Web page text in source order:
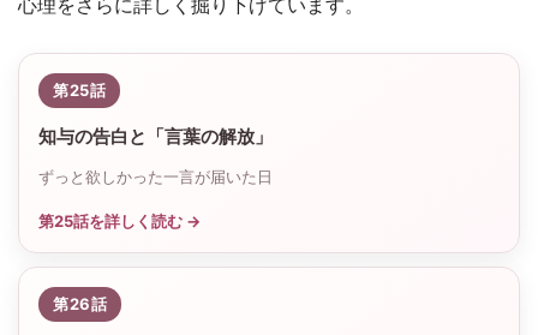
心理をさらに詳しく掘り下げています。
第25話
知与の告白と「言葉の解放」
ずっと欲しかった一言が届いた日
第25話を詳しく読む →
第26話